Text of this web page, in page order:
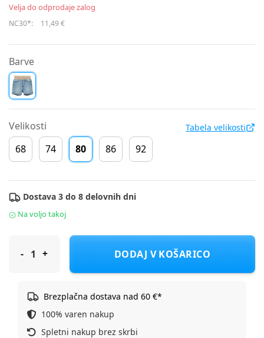
Velja do odprodaje zalog
NC30*: 11,49 €
Barve
Velikosti Tabela velikosti
68 74 80 86 92
Dostava 3 do 8 delovnih dni
Na voljo takoj
S.Oliver hlače denim KH 2143029 D Modra 80
DODAJ V KOŠARICO
Brezplačna dostava nad 60 €*
100% varen nakup
Spletni nakup brez skrbi